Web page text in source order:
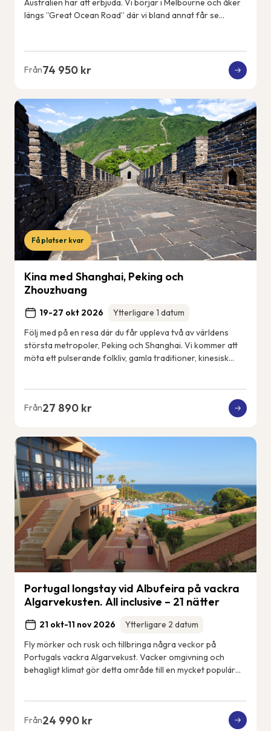
Australien har att erbjuda. Vi börjar i Melbourne och åker
längs ”Great Ocean Road” där vi bland annat får se
Från74 950 kr
Få platser kvar
Kina med Shanghai, Peking och
Zhouzhuang
19-27 okt 2026
Ytterligare 1 datum
Följ med på en resa där du får uppleva två av världens
största metropoler, Peking och Shanghai. Vi kommer att
möta ett pulserande folkliv, gamla traditioner, kinesisk
Från27 890 kr
Portugal longstay vid Albufeira på vackra
Algarvekusten. All inclusive – 21 nätter
21 okt-11 nov 2026
Ytterligare 2 datum
Fly mörker och rusk och tillbringa några veckor på
Portugals vackra Algarvekust. Vacker omgivning och
behagligt klimat gör detta område till en mycket populär
Från24 990 kr